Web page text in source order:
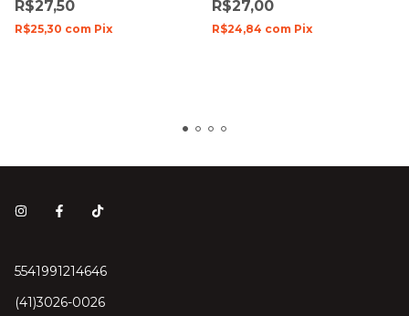
R$27,50
R$25,30 com Pix
R$27,00
R$24,84 com Pix
5541991214646
(41)3026-0026